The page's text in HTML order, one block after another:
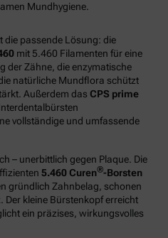
Mundhygiene.
die passende Lösung: die
mit 5.460 Filamenten für eine
der Zähne, die enzymatische
natürliche Mundflora schützt
Außerdem das CPS prime
vollständige und umfassende
– unerbittlich gegen Plaque. Die
5.460 Curen®-Borsten
gründlich Zahnbelag, schonen
kleine Bürstenkopf erreicht
ein präzises, wirkungsvolles